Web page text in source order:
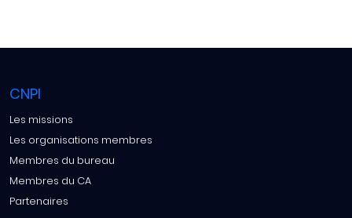
CNPI
Les missions
Les organisations membres
Membres du bureau
Membres du CA
Partenaires